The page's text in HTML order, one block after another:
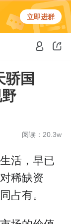
立即进群
骄国
阅读：20.3w
活，早已
稀缺资
占有。